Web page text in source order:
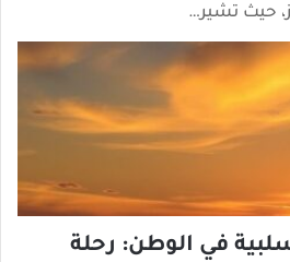
حيث تشير…
في الوطن: رحلة